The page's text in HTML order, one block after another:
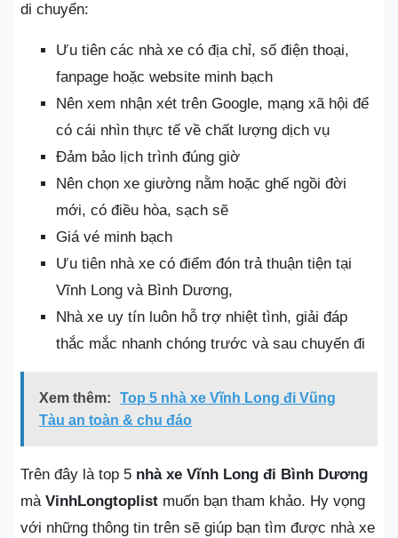
di chuyển:
Ưu tiên các nhà xe có địa chỉ, số điện thoại,
fanpage hoặc website minh bạch
Nên xem nhận xét trên Google, mạng xã hội để
có cái nhìn thực tế về chất lượng dịch vụ
Đảm bảo lịch trình đúng giờ
Nên chọn xe giường nằm hoặc ghế ngồi đời
mới, có điều hòa, sạch sẽ
Giá vé minh bạch
Ưu tiên nhà xe có điểm đón trả thuận tiện tại
Vĩnh Long và Bình Dương,
Nhà xe uy tín luôn hỗ trợ nhiệt tình, giải đáp
thắc mắc nhanh chóng trước và sau chuyến đi
Xem thêm:
Top 5 nhà xe Vĩnh Long đi Vũng
Tàu an toàn & chu đáo
Trên đây là top 5 nhà xe Vĩnh Long đi Bình Dương
mà VinhLongtoplist muốn bạn tham khảo. Hy vọng
với những thông tin trên sẽ giúp bạn tìm được nhà xe